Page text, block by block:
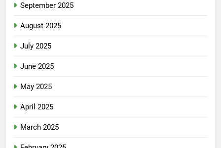
September 2025
August 2025
July 2025
June 2025
May 2025
April 2025
March 2025